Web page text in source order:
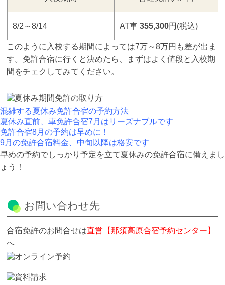
8/2～8/14 AT車 355,300円(税込)
このように入校する期間によっては7万～8万円も差が出ま
す。免許合宿に行くと決めたら、まずはよく値段と入校期
間をチェクしてみてください。
混雑する夏休み免許合宿の予約方法
夏休み直前、車免許合宿7月はリーズナブルです
免許合宿8月の予約は早めに！
9月の免許合宿料金、中旬以降は格安です
早めの予約でしっかり予定を立て夏休みの免許合宿に備えまし
ょう！
お問い合わせ先
合宿免許のお問合せは直営【那須高原合宿予約センター】
へ